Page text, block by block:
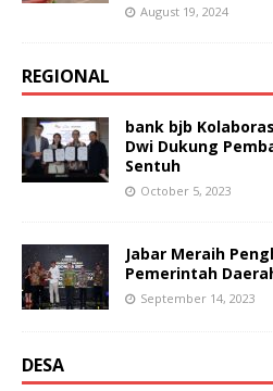
August 19, 2024
REGIONAL
bank bjb
Dwi Dukung
Sentuh
October 5, 2023
Jabar Meraih
Pemerintah
September 14, 2023
DESA